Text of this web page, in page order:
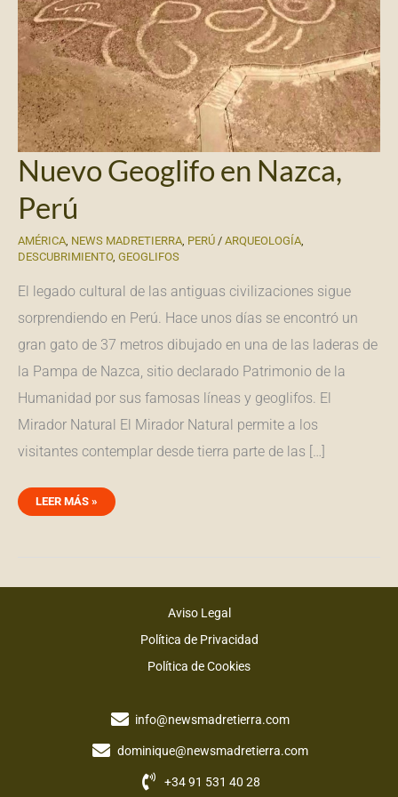
Nuevo Geoglifo en Nazca,
Perú
AMÉRICA NEWS MADRETIERRA PERÚ / ARQUEOLOGÍA
DESCUBRIMIENTO, GEOGLIFOS
El legado cultural de las antiguas civilizaciones sigue
sorprendiendo en Perú. Hace unos días se encontró un
gran gato de 37 metros dibujado en una de las laderas de
la Pampa de Nazca, sitio declarado Patrimonio de la
Humanidad por sus famosas líneas y geoglifos. El
Mirador Natural El Mirador Natural permite a los
visitantes contemplar desde tierra parte de las […]
LEER MÁS »
Aviso Legal
Política de Privacidad
Política de Cookies
info@newsmadretierra.com
dominique@newsmadretierra.com
+34 91 531 40 28